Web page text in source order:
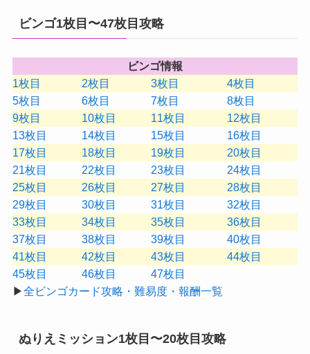
ビンゴ1枚目〜47枚目攻略
ビンゴ情報
1枚目
2枚目 3枚目
4枚目
5枚目
6枚目 7枚目
8枚目
9枚目
10枚目 11枚目
12枚目
13枚目
14枚目 15枚目
16枚目
17枚目
18枚目 19枚目
20枚目
21枚目
22枚目 23枚目
24枚目
25枚目
26枚目 27枚目
28枚目
29枚目
30枚目 31枚目
32枚目
33枚目
34枚目 35枚目
36枚目
37枚目
38枚目 39枚目
40枚目
41枚目
42枚目 43枚目
44枚目
45枚目
46枚目
47枚目
▶全ビンゴカード攻略・難易度・報酬一覧
ぬりえミッション1枚目〜20枚目攻略